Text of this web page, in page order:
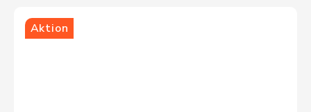
Aktion